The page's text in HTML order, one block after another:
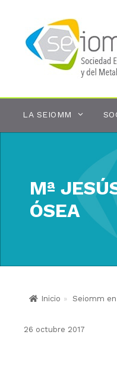
contenido
LA SEIOMM
Mª
ÓSEA
Inicio » Seiomm
26 octubre 2017